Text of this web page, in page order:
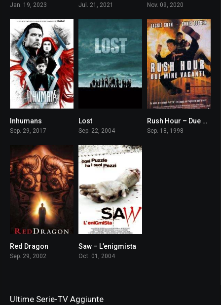
Jan. 19, 2023 Jul. 21, 2021 Nov. 09, 2020
Inhumans
Sep. 29, 2017
Lost
Sep. 22, 2004
7.0
Rush Hour – Due mine vaganti
Sep. 18, 1998
Red Dragon
Sep. 29, 2002
7.6
Saw – L’enigmista
Oct. 01, 2004
Ultime Serie-TV Aggiunte